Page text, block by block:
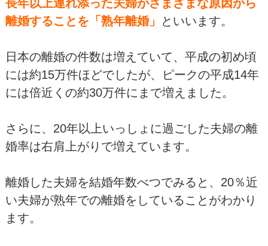
長年以上連れ添った夫婦がさまざまな原因から
離婚することを「熟年離婚」
といいます。
日本の離婚の件数は増えていて、平成の初め頃
には約15万件ほどでしたが、ピークの平成14年
には倍近くの約30万件にまで増えました。
さらに、20年以上いっしょに過ごした夫婦の離
婚率は右肩上がりで増えています。
離婚した夫婦を結婚年数べつでみると、20％近
い夫婦が熟年での離婚をしていることがわかり
ます。